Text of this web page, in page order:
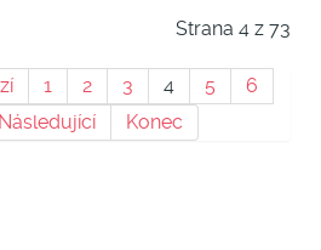
Strana 4 z 73
1 2 3 4 5
6
Následující Konec